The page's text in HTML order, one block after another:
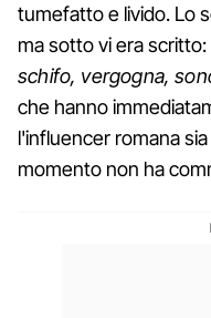
tumefatto e livido. Lo
ma sotto vi era scritto:
schifo, vergogna,
che hanno
l'influencer romana
momento non ha